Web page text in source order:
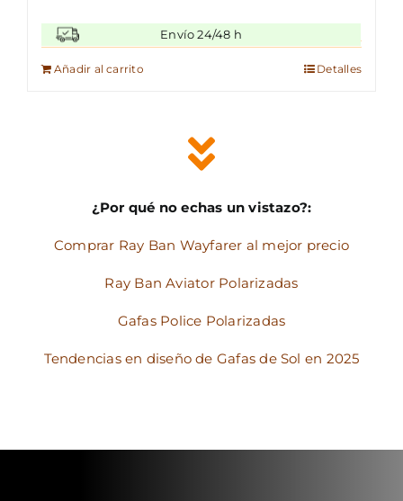
original
era:
145,00 €.
actual
es:
Envío 24/48 h
Añadir al carrito Detalles
¿Por qué no echas un vistazo?:
Comprar Ray Ban Wayfarer al mejor precio
Ray Ban Aviator Polarizadas
Gafas Police Polarizadas
Tendencias en diseño de Gafas de Sol en 2025